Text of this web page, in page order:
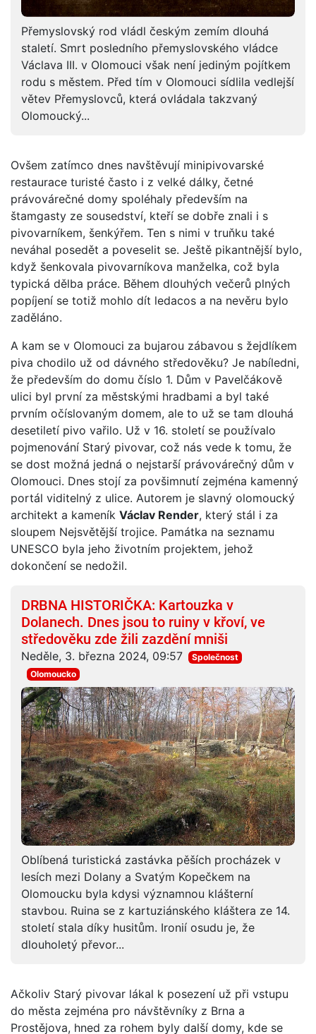
Přemyslovský rod vládl českým zemím dlouhá
staletí. Smrt posledního přemyslovského vládce
Václava III. v Olomouci však není jediným pojítkem
rodu s městem. Před tím v Olomouci sídlila vedlejší
větev Přemyslovců, která ovládala takzvaný
Olomoucký...
Ovšem zatímco dnes navštěvují minipivovarské
restaurace turisté často i z velké dálky, četné
právovárečné domy spoléhaly především na
štamgasty ze sousedství, kteří se dobře znali i s
pivovarníkem, šenkýřem. Ten s nimi v truňku také
neváhal posedět a poveselit se. Ještě pikantnější bylo,
když šenkovala pivovarníkova manželka, což byla
typická dělba práce. Během dlouhých večerů plných
popíjení se totiž mohlo dít ledacos a na nevěru bylo
zaděláno.
A kam se v Olomouci za bujarou zábavou s žejdlíkem
piva chodilo už od dávného středověku? Je nabíledni,
že především do domu číslo 1. Dům v Pavelčákově
ulici byl první za městskými hradbami a byl také
prvním očíslovaným domem, ale to už se tam dlouhá
desetiletí pivo vařilo. Už v 16. století se používalo
pojmenování Starý pivovar, což nás vede k tomu, že
se dost možná jedná o nejstarší právovárečný dům v
Olomouci. Dnes stojí za povšimnutí zejména kamenný
portál viditelný z ulice. Autorem je slavný olomoucký
architekt a kameník Václav Render, který stál i za
sloupem Nejsvětější trojice. Památka na seznamu
UNESCO byla jeho životním projektem, jehož
dokončení se nedožil.
DRBNA HISTORIČKA: Kartouzka v
Dolanech. Dnes jsou to ruiny v křoví, ve
středověku zde žili zazdění mniši
Neděle, 3. března 2024, 09:57
Společnost
Olomoucko
Oblíbená turistická zastávka pěších procházek v
lesích mezi Dolany a Svatým Kopečkem na
Olomoucku byla kdysi významnou klášterní
stavbou. Ruina se z kartuziánského kláštera ze 14.
století stala díky husitům. Ironií osudu je, že
dlouholetý převor...
Ačkoliv Starý pivovar lákal k posezení už při vstupu
do města zejména pro návštěvníky z Brna a
Prostějova, hned za rohem byly další domy, kde se